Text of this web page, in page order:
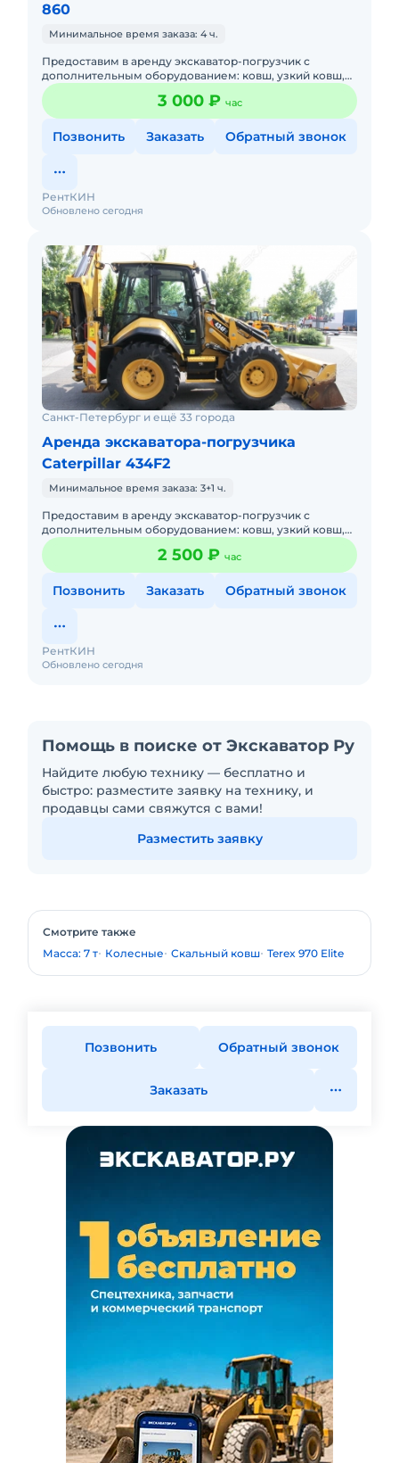
860
Минимальное время заказа: 4 ч.
Предоставим в аренду экскаватор-погрузчик с
дополнительным оборудованием: ковш, узкий ковш,
гидромолот, вилы и ямобур. Минимальный заказ
спецтехники - половина3 000 ₽ час
Позвонить Заказать Обратный звонок
Обновлено сегодня
РентКИН
Санкт-Петербург и ещё 33 города
Аренда экскаватора-погрузчика
Caterpillar 434F2
Минимальное время заказа: 3+1 ч.
Предоставим в аренду экскаватор-погрузчик с
дополнительным оборудованием: ковш, узкий ковш,
гидромолот, вилы и ямобур. Минимальный заказ
спецтехники - половина2 500 ₽ час
Позвонить Заказать Обратный звонок
Обновлено сегодня
РентКИН
Помощь в поиске от Экскаватор Ру
Найдите любую технику — бесплатно и
быстро: разместите заявку на технику, и
продавцы сами свяжутся с вами!
Разместить заявку
Смотрите также
Масса: 7 т Колесные Скальный ковш Terex 970 Elite
Позвонить Обратный звонок
Заказать